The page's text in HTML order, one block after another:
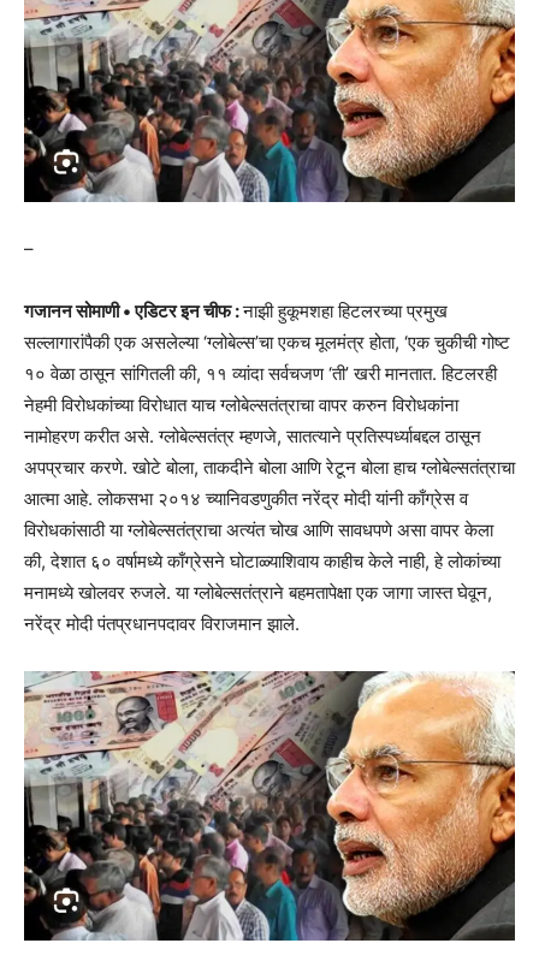
–
गजानन सोमाणी • एडिटर इन चीफ :नाझी हुकूमशहा हिटलरच्या प्रमुख
सल्लागारांपैकी एक असलेल्या ‘ग्लोबेल्स’चा एकच मूलमंत्र होता, ‘एक चुकीची गोष्ट
१० वेळा ठासून सांगितली की, ११ व्यांदा सर्वचजण ‘ती’ खरी मानतात. हिटलरही
नेहमी विरोधकांच्या विरोधात याच ग्लोबेल्सतंत्राचा वापर करुन विरोधकांना
नामोहरण करीत असे. ग्लोबेल्सतंत्र म्हणजे, सातत्याने प्रतिस्पर्ध्याबद्दल ठासून
अपप्रचार करणे. खोटे बोला, ताकदीने बोला आणि रेटून बोला हाच ग्लोबेल्सतंत्राचा
आत्मा आहे. लोकसभा २०१४ च्यानिवडणुकीत नरेंद्र मोदी यांनी काँग्रेस व
विरोधकांसाठी या ग्लोबेल्सतंत्राचा अत्यंत चोख आणि सावधपणे असा वापर केला
की, देशात ६० वर्षामध्ये काँग्रेसने घोटाळ्याशिवाय काहीच केले नाही, हे लोकांच्या
मनामध्ये खोलवर रुजले. या ग्लोबेल्सतंत्राने बहमतापेक्षा एक जागा जास्त घेवून,
नरेंद्र मोदी पंतप्रधानपदावर विराजमान झाले.